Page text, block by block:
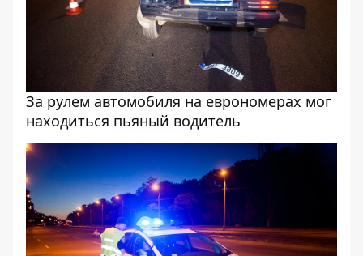
За рулем автомобиля на еврономерах мог
находиться пьяный водитель